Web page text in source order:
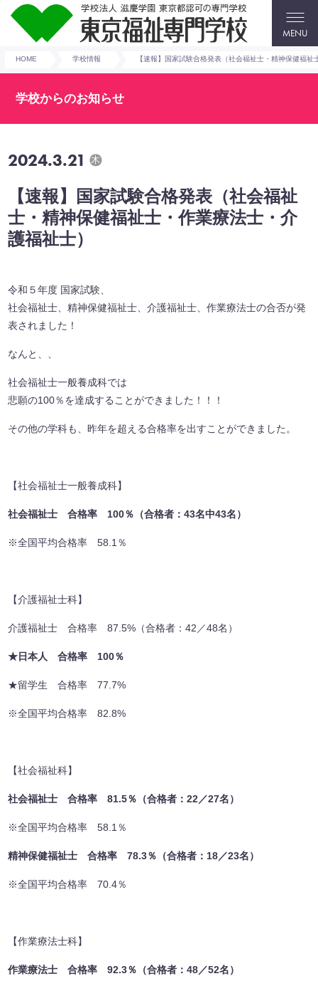
MENU
HOME 学校情報 【速報】国家試験合格発表（社会福祉士・精神保健福
学校からのお知らせ
2024.3.21 木
【速報】国家試験合格発表（社会福祉
士・精神保健福祉士・作業療法士・介
護福祉士）
令和５年度 国家試験、
社会福祉士、精神保健福祉士、介護福祉士、作業療法士の合否が発
表されました！
なんと、、
社会福祉士一般養成科では
悲願の100％を達成することができました！！！
その他の学科も、昨年を超える合格率を出すことができました。
【社会福祉士一般養成科】
社会福祉士 合格率 100％（合格者：43名中43名）
※全国平均合格率 58.1％
【介護福祉士科】
介護福祉士 合格率 87.5%（合格者：42／48名）
★日本人 合格率 100％
★留学生 合格率 77.7%
※全国平均合格率 82.8%
【社会福祉科】
社会福祉士 合格率 81.5％（合格者：22／27名）
※全国平均合格率 58.1％
精神保健福祉士 合格率 78.3％（合格者：18／23名）
※全国平均合格率 70.4％
【作業療法士科】
作業療法士 合格率 92.3％（合格者：48／52名）